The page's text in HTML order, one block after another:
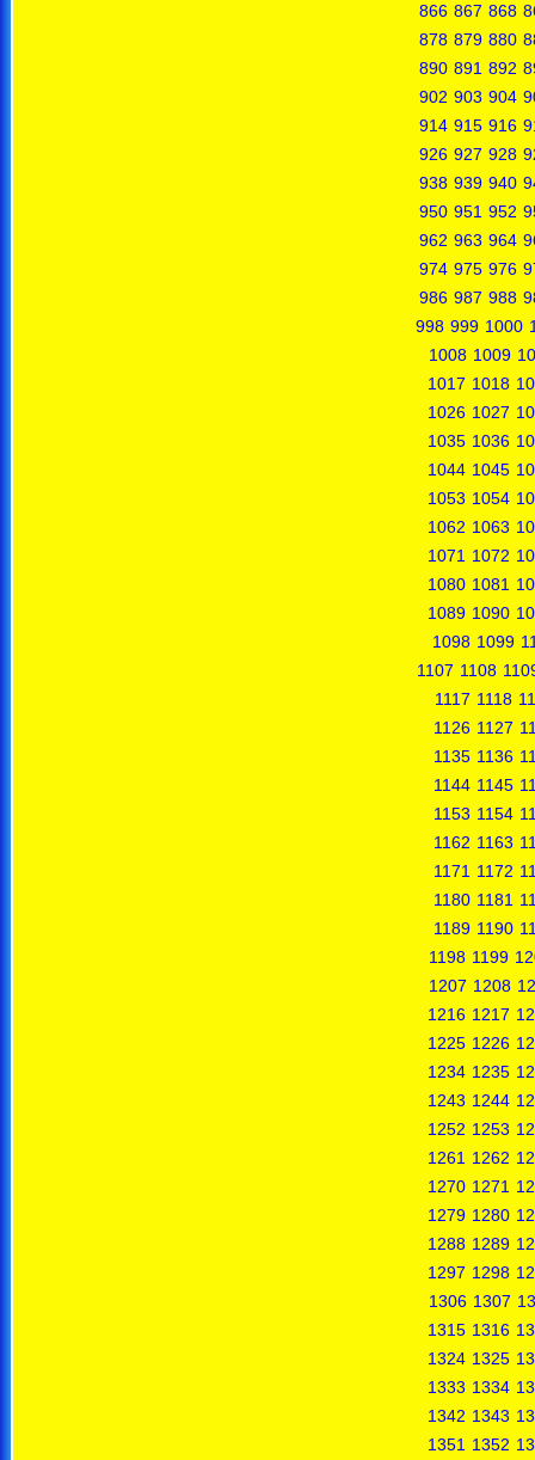
866 867 868
878 879 880
890 891 892
902 903 904
914 915 916
926 927 928
938 939 940
950 951 952
962 963 964
974 975 976
986 987 988
998 999 1000
1008 1009
1017 1018
1026 1027
1035 1036
1044 1045
1053 1054
1062 1063
1071 1072
1080 1081
1089 1090
1098 1099
1107 1108
1117 1118
1126 1127
1135 1136
1144 1145
1153 1154
1162 1163
1171 1172
1180 1181
1189 1190
1198 1199
1207 1208
1216 1217
1225 1226
1234 1235
1243 1244
1252 1253
1261 1262
1270 1271
1279 1280
1288 1289
1297 1298
1306 1307
1315 1316
1324 1325
1333 1334
1342 1343
1351 1352